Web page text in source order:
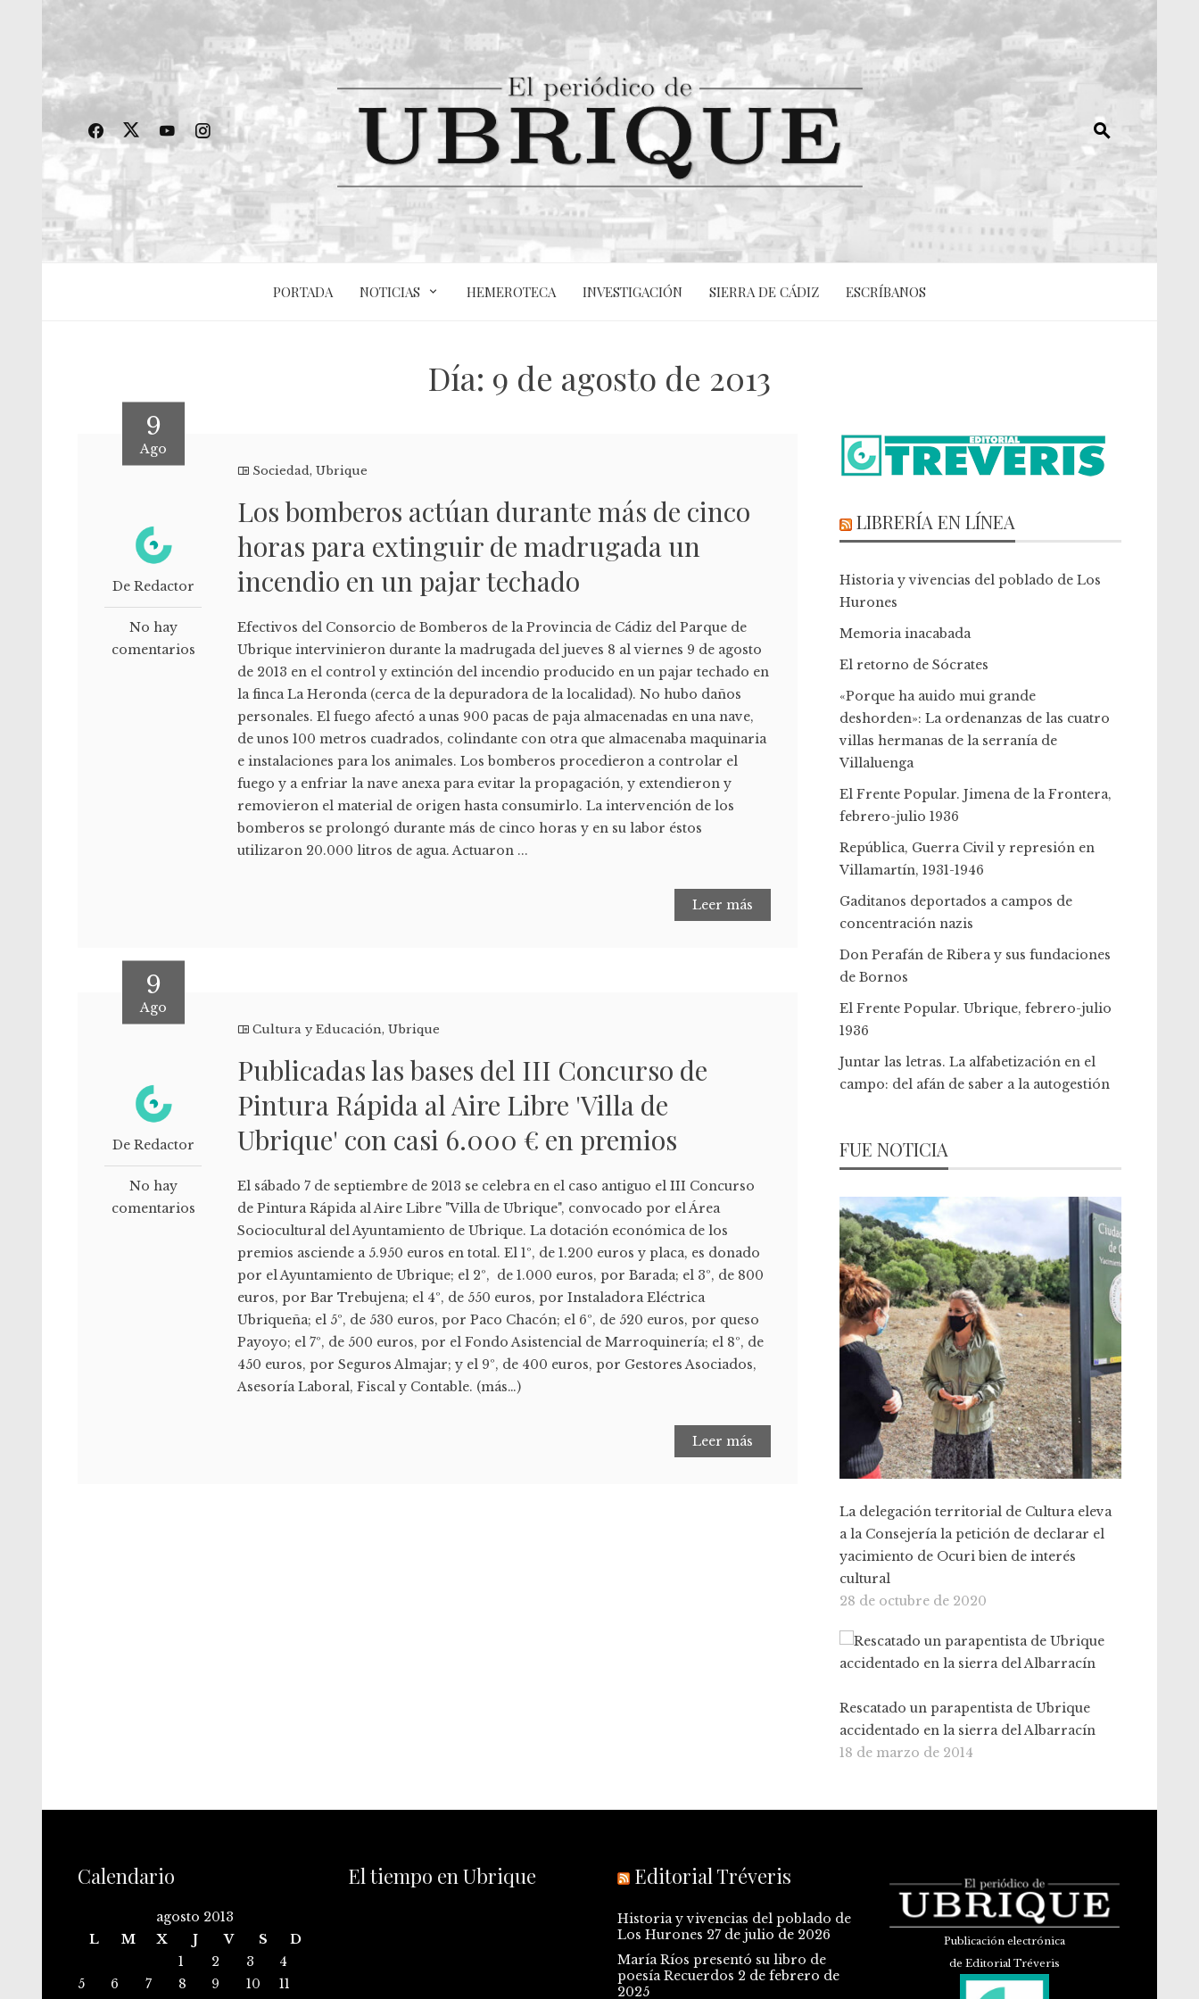
PORTADA NOTICIAS HEMEROTECA INVESTIGACIÓN SIERRA DE CÁDIZ ESCRÍBANOS
Día: 9 de agosto de 2013
9
Ago
De Redactor
No hay
comentarios
Sociedad,Ubrique
Los bomberos actúan durante más de cinco
horas para extinguir de madrugada un
incendio en un pajar techado
Efectivos del Consorcio de Bomberos de la Provincia de Cádiz del Parque de
Ubrique intervinieron durante la madrugada del jueves 8 al viernes 9 de agosto
de 2013 en el control y extinción del incendio producido en un pajar techado en
la finca La Heronda (cerca de la depuradora de la localidad). No hubo daños
personales. El fuego afectó a unas 900 pacas de paja almacenadas en una nave,
de unos 100 metros cuadrados, colindante con otra que almacenaba maquinaria
e instalaciones para los animales. Los bomberos procedieron a controlar el
fuego y a enfriar la nave anexa para evitar la propagación, y extendieron y
removieron el material de origen hasta consumirlo. La intervención de los
bomberos se prolongó durante más de cinco horas y en su labor éstos
utilizaron 20.000 litros de agua. Actuaron ...
Leer más
9
Ago
De Redactor
No hay
comentarios
Cultura y Educación,Ubrique
Publicadas las bases del III Concurso de
Pintura Rápida al Aire Libre 'Villa de
Ubrique' con casi 6.000 € en premios
El sábado 7 de septiembre de 2013 se celebra en el caso antiguo el III Concurso
de Pintura Rápida al Aire Libre "Villa de Ubrique", convocado por el Área
Sociocultural del Ayuntamiento de Ubrique. La dotación económica de los
premios asciende a 5.950 euros en total. El 1º, de 1.200 euros y placa, es donado
por el Ayuntamiento de Ubrique; el 2º, de 1.000 euros, por Barada; el 3º, de 800
euros, por Bar Trebujena; el 4º, de 550 euros, por Instaladora Eléctrica
Ubriqueña; el 5º, de 530 euros, por Paco Chacón; el 6º, de 520 euros, por queso
Payoyo; el 7º, de 500 euros, por el Fondo Asistencial de Marroquinería; el 8º, de
450 euros, por Seguros Almajar; y el 9º, de 400 euros, por Gestores Asociados,
Asesoría Laboral, Fiscal y Contable. (más…)
Leer más
LIBRERÍA EN LÍNEA
Historia y vivencias del poblado de Los
Hurones
Memoria inacabada
El retorno de Sócrates
«Porque ha auido mui grande
deshorden»: La ordenanzas de las cuatro
villas hermanas de la serranía de
Villaluenga
El Frente Popular. Jimena de la Frontera,
febrero-julio 1936
República, Guerra Civil y represión en
Villamartín, 1931-1946
Gaditanos deportados a campos de
concentración nazis
Don Perafán de Ribera y sus fundaciones
de Bornos
El Frente Popular. Ubrique, febrero-julio
1936
Juntar las letras. La alfabetización en el
campo: del afán de saber a la autogestión
FUE NOTICIA
La delegación territorial de Cultura eleva
a la Consejería la petición de declarar el
yacimiento de Ocuri bien de interés
cultural
28 de octubre de 2020
Rescatado un parapentista de Ubrique
accidentado en la sierra del Albarracín
18 de marzo de 2014
Calendario
agosto 2013
L
M X J V S
D
1
2 3
4
5
6 7 8 9 10
11
El tiempo en Ubrique Editorial Tréveris
Historia y vivencias del poblado de
Los Hurones 27 de julio de 2026
María Ríos presentó su libro de
poesía Recuerdos 2 de febrero de
2025
Publicación electrónica
de Editorial Tréveris